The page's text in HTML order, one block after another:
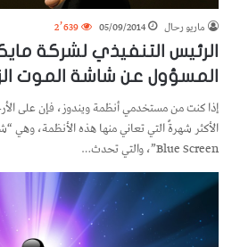
ماريو رحال 05/09/2014
2٬639
الرئيس التنفيذي لشركة
المسؤول عن شاشة الموت
إذا كنت من مستخدمي أنظمة ويندوز، فإن على
Blue Screen”، والتي تحدث…